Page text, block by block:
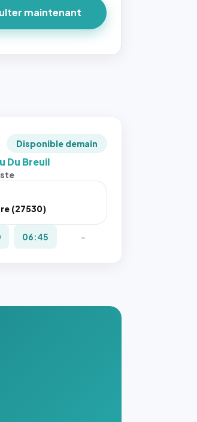
maintenant
Disponible demain
Du Breuil
(27530)
06:45 -